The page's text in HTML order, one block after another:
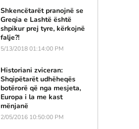
Shkencëtarët pranojnë se
Greqia e Lashtë është
shpikur prej tyre, kërkojnë
falje?!
5/13/2018 01:14:00 PM
Historiani zviceran:
Shqipëtarët udhëheqës
botërorë që nga mesjeta,
Europa i la me kast
mënjanë
2/05/2016 10:50:00 PM